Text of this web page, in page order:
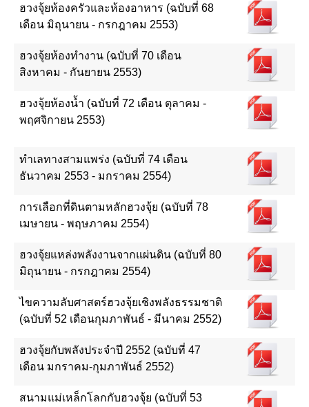
ฮวงจุ้ยห้องครัวและห้องอาหาร (ฉบับที่ 68
เดือน มิถุนายน - กรกฎาคม 2553)
ฮวงจุ้ยห้องทำงาน (ฉบับที่ 70 เดือน
สิงหาคม - กันยายน 2553)
ฮวงจุ้ยห้องน้ำ (ฉบับที่ 72 เดือน ตุลาคม -
พฤศจิกายน 2553)
ทำเลทางสามแพร่ง (ฉบับที่ 74 เดือน
ธันวาคม 2553 - มกราคม 2554)
การเลือกที่ดินตามหลักฮวงจุ้ย (ฉบับที่ 78
เมษายน - พฤษภาคม 2554)
ฮวงจุ้ยแหล่งพลังงานจากแผ่นดิน (ฉบับที่ 80
มิถุนายน - กรกฎาคม 2554)
ไขความลับศาสตร์ฮวงจุ้ยเชิงพลังธรรมชาติ
(ฉบับที่ 52 เดือนกุมภาพันธ์ - มีนาคม 2552)
ฮวงจุ้ยกับพลังประจำปี 2552 (ฉบับที่ 47
เดือน มกราคม-กุมภาพันธ์ 2552)
สนามแม่เหล็กโลกกับฮวงจุ้ย (ฉบับที่ 53